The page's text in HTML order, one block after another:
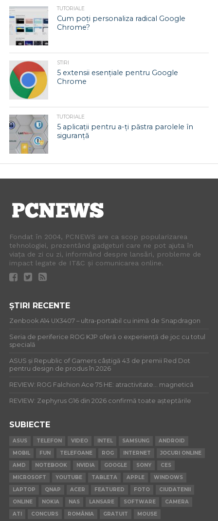
TUTORIALE
Cum poți personaliza radical Google
Chrome?
STIRI
5 extensii esențiale pentru Google
Chrome
TUTORIALE
5 aplicații pentru a-ți păstra parolele în
siguranță
Fondat în 2004, PCNEWS are ca scop popularizarea
tehnologiei, prezentând gadgeturi care ne pot ajuta în
viața de zi cu zi, informând despre lansări, probleme de
impact legate de IT&C și comunicarea online.
ȘTIRI RECENTE
Zenbook A14 UX3407 – ultra-portabil cu inimă de Snapdragon
Seria de periferice ROG KJP oferă o experiență de joc cu totul
specială
ASUS și Republic of Gamers câștigă 43 de premii Red Dot
pentru design de produs în 2026
REVIEW: ROG Falchion Ace 75 HE: atractivitate… magnetică
REVIEW: Zephyrus G16 din 2026 confirmă toate așteptările
SUBIECTE
ASUS TELEFON VIDEO INTEL SAMSUNG
ANDROID
MOBIL
FUN TELEFOANE ROG INTERNET
JOCURI ONLINE
AMD
NOTEBOOK NVIDIA GOOGLE SONY
CES
MICROSOFT
YOUTUBE TABLETA APPLE
WINDOWS
LAPTOP
QNAP ACER FEATURED FOTO
CIUDATENII
ONLINE
NOKIA NAS LANSARE SOFTWARE
CAMERA
ATI
CONCURS ROMÂNIA GRATUIT MOUSE